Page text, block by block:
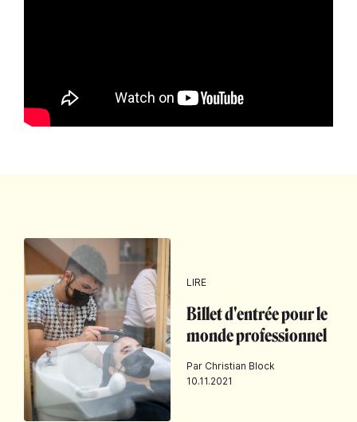
LIRE
Billet d'entrée pour le
monde professionnel
Par Christian Block
10.11.2021